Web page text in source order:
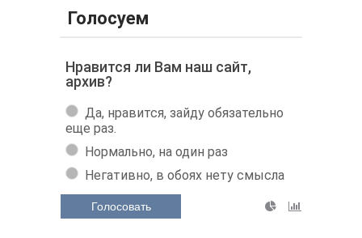
Голосуем
Нравится ли Вам наш сайт,
архив?
Да, нравится, зайду обязательно
еще раз.
Нормально, на один раз
Негативно, в обоях нету смысла
Голосовать